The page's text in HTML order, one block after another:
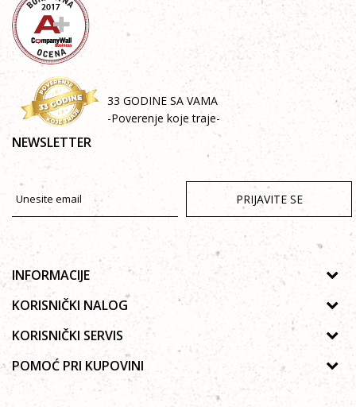
33 GODINE SA VAMA
-Poverenje koje traje-
NEWSLETTER
PRIJAVITE SE
INFORMACIJE
O nama
Galerija
Saradnja
KORISNIČKI NALOG
Uputsvo za registraciju
Zaboravljena lozinka
Moja korpa
KORISNIČKI SERVIS
Politika privatnosti
Autorska prava
POMOĆ PRI KUPOVINI
Kako kupiti Online